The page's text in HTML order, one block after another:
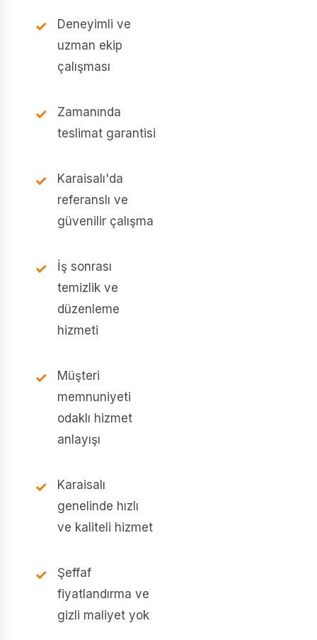
Deneyimli ve
uzman ekip
çalışması
Zamanında
teslimat garantisi
Karaisalı'da
referanslı ve
güvenilir çalışma
İş sonrası
temizlik ve
düzenleme
hizmeti
Müşteri
memnuniyeti
odaklı hizmet
anlayışı
Karaisalı
genelinde hızlı
ve kaliteli hizmet
Şeffaf
fiyatlandırma ve
gizli maliyet yok